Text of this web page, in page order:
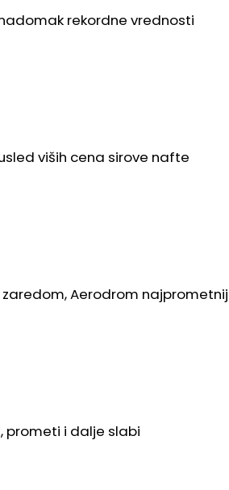
rekordne vrednosti
viših cena sirove nafte
zaredom, Aerodrom
prometi i dalje slabi